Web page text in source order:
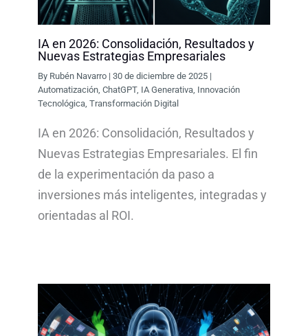
IA en 2026: Consolidación, Resultados y
Nuevas Estrategias Empresariales
By Rubén Navarro |30 de diciembre de 2025 |
Automatización ,ChatGPT, IA Generativa Innovación
Tecnológica ,Transformación Digital
IA en 2026: Consolidación, Resultados y
Nuevas Estrategias Empresariales. El fin
de la experimentación da paso a
inversiones más inteligentes, integradas y
orientadas al ROI.